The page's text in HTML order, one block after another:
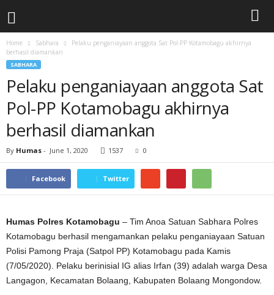
Home Sabhara
Pelaku penganiayaan anggota Sat Pol-PP Kotamobagu akhirnya
berhasil diamankan
SABHARA
Pelaku penganiayaan anggota Sat
Pol-PP Kotamobagu akhirnya
berhasil diamankan
By Humas - June 1, 2020 1537 0
Facebook Twitter
Humas Polres Kotamobagu – Tim Anoa Satuan Sabhara Polres
Kotamobagu berhasil mengamankan pelaku penganiayaan Satuan
Polisi Pamong Praja (Satpol PP) Kotamobagu pada Kamis
(7/05/2020). Pelaku berinisial IG alias Irfan (39) adalah warga Desa
Langagon, Kecamatan Bolaang, Kabupaten Bolaang Mongondow.